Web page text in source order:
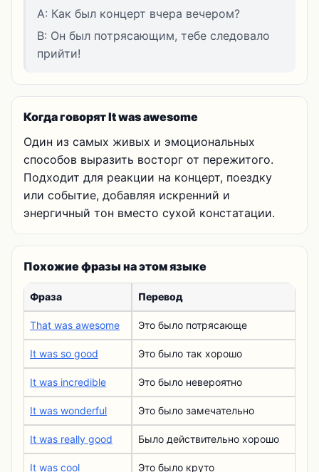
A: Как был концерт вчера вечером?
B: Он был потрясающим, тебе следовало
прийти!
Когда говорят It was awesome
Один из самых живых и эмоциональных
способов выразить восторг от пережитого.
Подходит для реакции на концерт, поездку
или событие, добавляя искренний и
энергичный тон вместо сухой констатации.
Похожие фразы на этом языке
Фраза Перевод
That was awesome Это было потрясающе
It was so good Это было так хорошо
It was incredible Это было невероятно
It was wonderful Это было замечательно
It was really good Было действительно хорошо
It was cool Это было круто